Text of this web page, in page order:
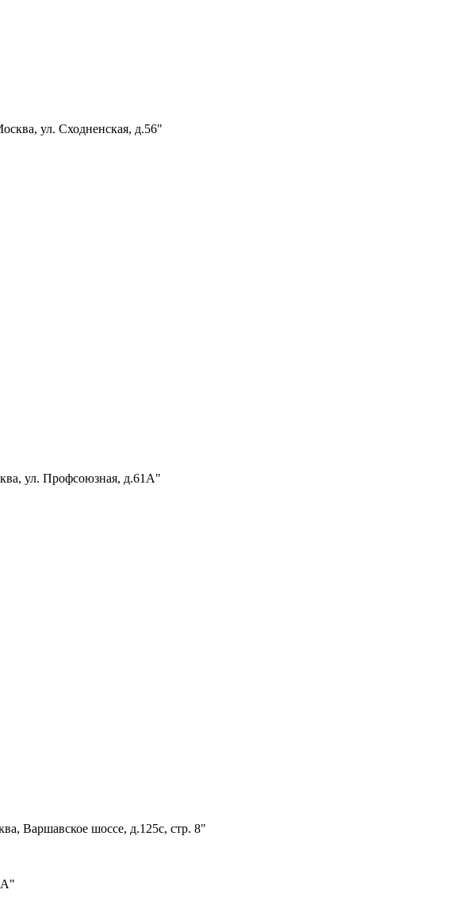
ул. Сходненская, д.56"
ул. Профсоюзная, д.61А"
Варшавское шоссе, д.125с, стр. 8"